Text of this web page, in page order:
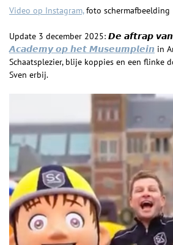
Video op Instagram,foto schermafbeelding
Update 3 december 2025: 𝘿𝙚 𝙖𝙛𝙩𝙧𝙖𝙥
𝘼𝙘𝙖𝙙𝙚𝙢𝙮 𝙤𝙥 𝙝𝙚𝙩 𝙈𝙪𝙨𝙚𝙪𝙢𝙥𝙡𝙚𝙞𝙣 in
Schaatsplezier, blije koppies en een flinke
Sven erbij.